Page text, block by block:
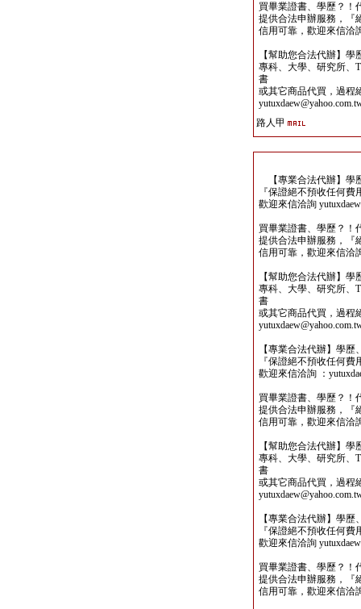
買畢業證書、學歷？！
提供合法申辦服務，『
信用可靠，歡迎來信洽
【幫助您合法代辦】
專科、大學、研究所、
書
或其它商品代買，過程
路人甲
【專業合法代辦】學
『保證絕不預收任何
歡迎來信洽詢
買畢業證書、學歷？！
提供合法申辦服務，『
信用可靠，歡迎來信洽
【幫助您合法代辦】
專科、大學、研究所、
書
或其它商品代買，過程
【專業合法代辦】學
『保證絕不預收任何
歡迎來信洽詢 ：
買畢業證書、學歷？！
提供合法申辦服務，『
信用可靠，歡迎來信洽
【幫助您合法代辦】
專科、大學、研究所、
書
或其它商品代買，過程
【專業合法代辦】學
『保證絕不預收任何
歡迎來信洽詢
買畢業證書、學歷？！
提供合法申辦服務，『
信用可靠，歡迎來信洽